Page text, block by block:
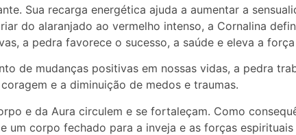
Sua recarga energética ajuda a aumentar a
do alaranjado ao vermelho intenso, a Cornalina
a pedra favorece o sucesso, a saúde e eleva a
de mudanças positivas em nossas vidas, a pedra
e a diminuição de medos e traumas.
e da Aura circulem e se fortaleçam. Como
um corpo fechado para a inveja e as forças espirituais